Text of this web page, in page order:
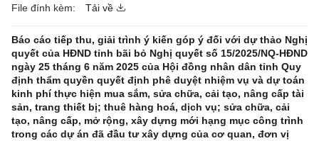
File đính kèm:
Tải về
Báo cáo tiếp thu, giải trình ý kiến góp ý đối với dự thảo Nghị
quyết của HĐND tỉnh bãi bỏ Nghị quyết số 15/2025/NQ-HĐND
ngày 25 tháng 6 năm 2025 của Hội đồng nhân dân tỉnh Quy
định thẩm quyền quyết định phê duyệt nhiệm vụ và dự toán
kinh phí thực hiện mua sắm, sửa chữa, cải tạo, nâng cấp tài
sản, trang thiết bị; thuê hàng hoá, dịch vụ; sửa chữa, cải
tạo, nâng cấp, mở rộng, xây dựng mới hạng mục công trình
trong các dự án đã đầu tư xây dựng của cơ quan, đơn vị